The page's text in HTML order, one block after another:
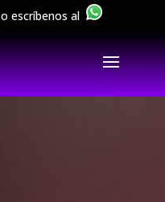
o escríbenos al